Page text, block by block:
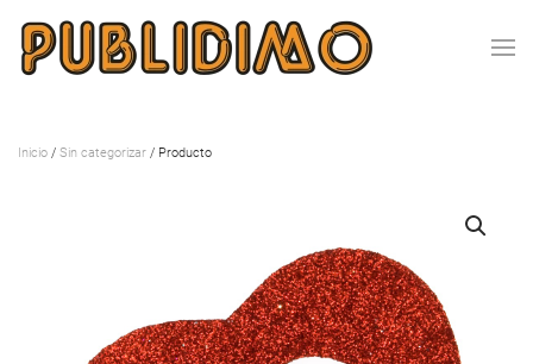
Inicio / Sin categorizar / Producto